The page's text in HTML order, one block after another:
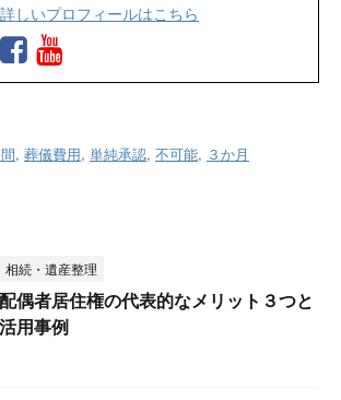
詳しいプロフィールはこちら
, 葬儀費用, 単純承認, 不可能, ３か月
相続・遺産整理
配偶者居住権の代表的なメリット３つと
活用事例